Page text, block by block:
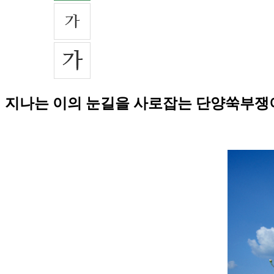
지나는 이의 눈길을 사로잡는 단양쑥부쟁